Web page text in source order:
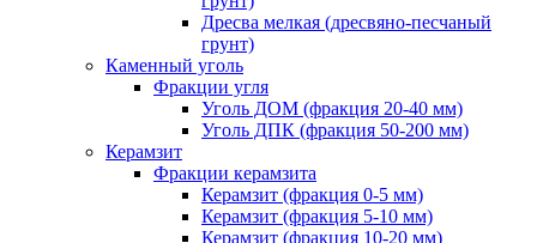
Дресва мелкая (дресвяно-песчаный
грунт)
Каменный уголь
Фракции угля
Уголь ДОМ (фракция 20-40 мм)
Уголь ДПК (фракция 50-200 мм)
Керамзит
Фракции керамзита
Керамзит (фракция 0-5 мм)
Керамзит (фракция 5-10 мм)
Керамзит (фракция 10-20 мм)